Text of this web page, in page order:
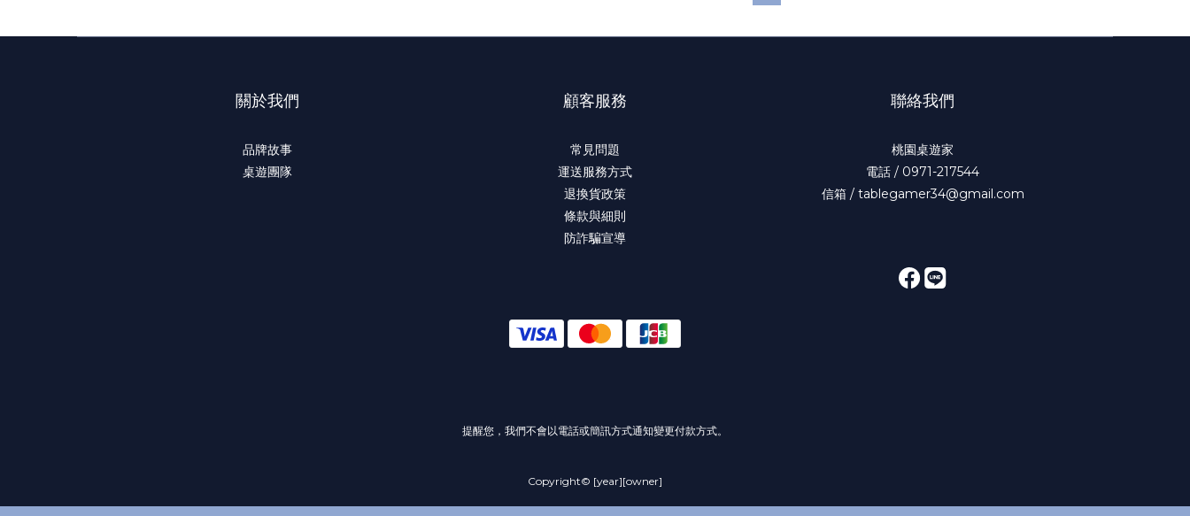
關於我們
品牌故事
桌遊團隊
顧客服務
常見問題
運送服務方式
退換貨政策
條款與細則
防詐騙宣導
聯絡我們
桃園桌遊家
電話 / 0971-217544
信箱 / tablegamer34@gmail.com
提醒您，我們不會以電話或簡訊方式通知變更付款方式。
Copyright© [year][owner]